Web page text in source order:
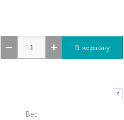
В корзину
4
Вес